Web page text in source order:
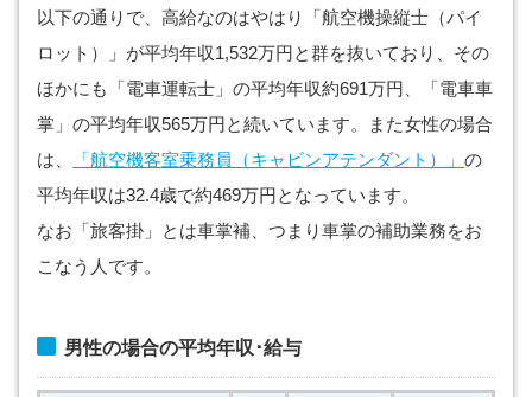
以下の通りで、高給なのはやはり「航空機操縦士（パイ
ロット）」が平均年収1,532万円と群を抜いており、その
ほかにも「電車運転士」の平均年収約691万円、「電車車
掌」の平均年収565万円と続いています。また女性の場合
は、
「航空機客室乗務員（キャビンアテンダント）」 の
平均年収は32.4歳で約469万円となっています。
なお「旅客掛」とは車掌補、つまり車掌の補助業務をお
こなう人です。
男性の場合の平均年収･給与